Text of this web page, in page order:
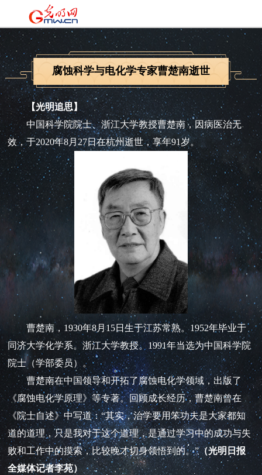
腐蚀科学与电化学专家曹楚南逝世
【光明追思】
中国科学院院士、浙江大学教授曹楚南，因病医治无
效，于2020年8月27日在杭州逝世，享年91岁。
曹楚南，1930年8月15日生于江苏常熟。1952年毕业于
同济大学化学系。浙江大学教授。1991年当选为中国科学院
院士（学部委员）。
曹楚南在中国领导和开拓了腐蚀电化学领域，出版了
《腐蚀电化学原理》等专著。回顾成长经历，曹楚南曾在
《院士自述》中写道：“其实，治学要用笨功夫是大家都知
道的道理，只是我对于这个道理，是通过学习中的成功与失
败和工作中的摸索，比较晚才切身领悟到的。”（光明日报
全媒体记者李苑）